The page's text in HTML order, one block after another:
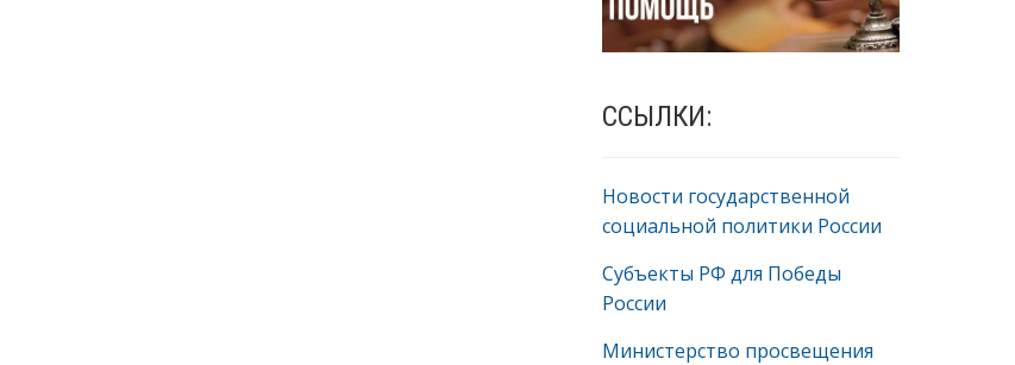
ССЫЛКИ:
Новости государственной
социальной политики России
Субъекты РФ для Победы
России
Министерство просвещения